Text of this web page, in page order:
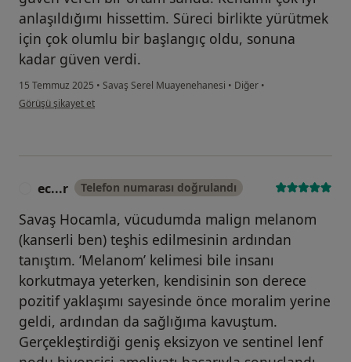
anlaşıldığımı hissettim. Süreci birlikte yürütmek
için çok olumlu bir başlangıç oldu, sonuna
kadar güven verdi.
15 Temmuz 2025 • Savaş Serel Muayenehanesi • Diğer •
kullanıcının görüşüne göre ay...
Görüşü şikayet et
ec...r Telefon numarası doğrulandı
Savaş Hocamla, vücudumda malign melanom
(kanserli ben) teşhis edilmesinin ardından
tanıştım. ‘Melanom’ kelimesi bile insanı
korkutmaya yeterken, kendisinin son derece
pozitif yaklaşımı sayesinde önce moralim yerine
geldi, ardından da sağlığıma kavuştum.
Gerçekleştirdiği geniş eksizyon ve sentinel lenf